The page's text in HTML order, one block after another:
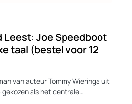
Leest: Joe Speedboot
taal (bestel voor 12
van auteur Tommy Wieringa uit
gekozen als het centrale…